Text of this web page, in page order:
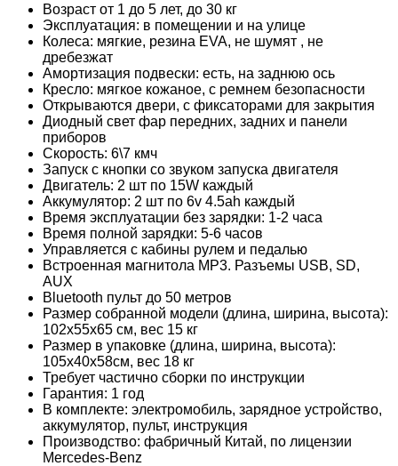
Возраст от 1 до 5 лет, до 30 кг
Эксплуатация: в помещении и на улице
Колеса: мягкие, резина EVA, не шумят , не
дребезжат
Амортизация подвески: есть, на заднюю ось
Кресло: мягкое кожаное, с ремнем безопасности
Открываются двери, с фиксаторами для закрытия
Диодный свет фар передних, задних и панели
приборов
Скорость: 6\7 кмч
Запуск с кнопки со звуком запуска двигателя
Двигатель: 2 шт по 15W каждый
Аккумулятор: 2 шт по 6v 4.5ah каждый
Время эксплуатации без зарядки: 1-2 часа
Время полной зарядки: 5-6 часов
Управляется с кабины рулем и педалью
Встроенная магнитола MP3. Разъемы USB, SD,
AUX
Bluetooth пульт до 50 метров
Размер собранной модели (длина, ширина, высота):
102х55х65 см, вес 15 кг
Размер в упаковке (длина, ширина, высота):
105х40х58см, вес 18 кг
Требует частично сборки по инструкции
Гарантия: 1 год
В комплекте: электромобиль, зарядное устройство,
аккумулятор, пульт, инструкция
Производство: фабричный Китай, по лицензии
Mercedes-Benz